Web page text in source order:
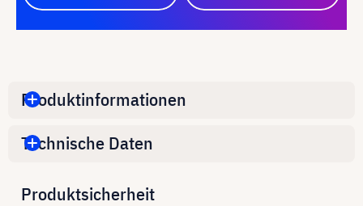
Produktinformationen
Technische Daten
Produktsicherheit